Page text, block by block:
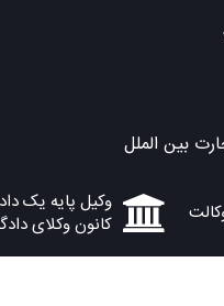
بین الملل
وکیل پایه یک
کانون وکلای